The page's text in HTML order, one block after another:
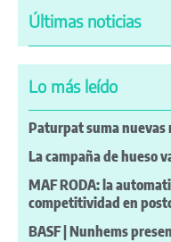
Últimas noticias
Lo más leído
Paturpat suma nuevas
La campaña de hueso
MAF RODA: la
competitividad en
BASF | Nunhems